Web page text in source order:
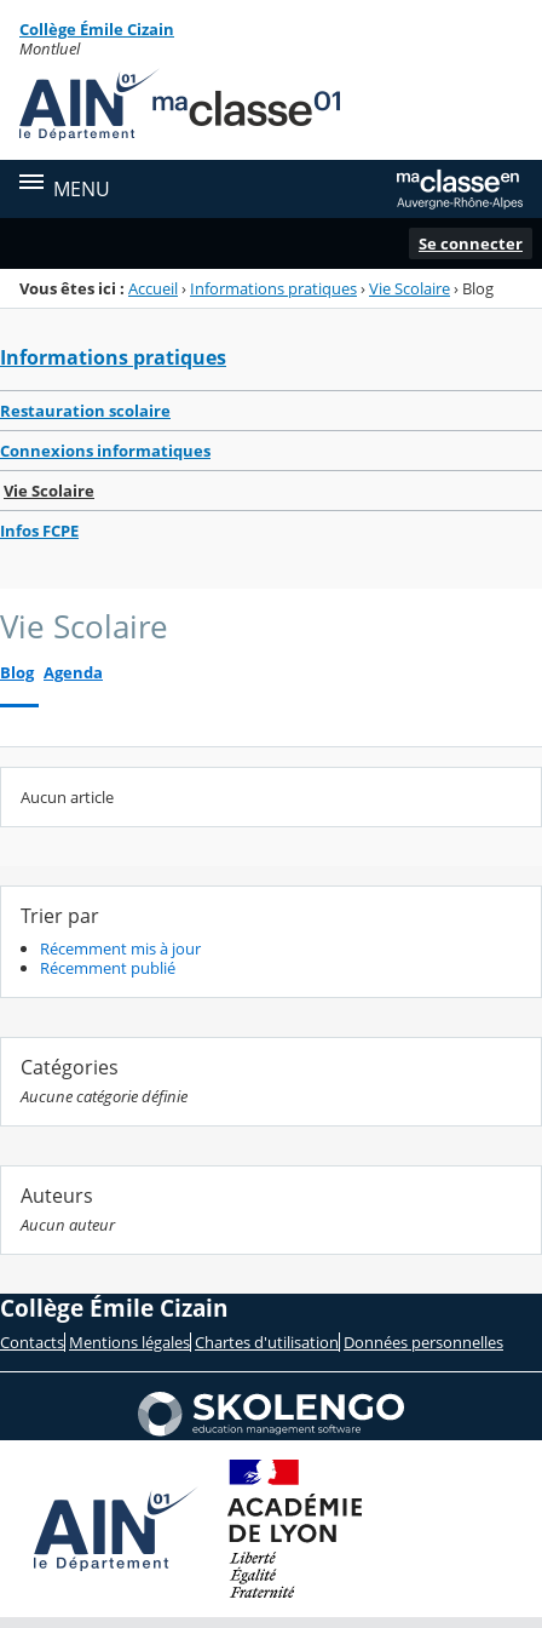
Menu de la rubrique
Contenu
Collège Émile Cizain
Montluel
MENU
Se connecter
Vous êtes ici : Accueil› Informations pratiques›Vie Scolaire› Blog
Informations pratiques
Restauration scolaire
Connexions informatiques
Vie Scolaire
Infos FCPE
Vie Scolaire
Blog Agenda
Aucun article
Trier par
Récemment mis à jour
Récemment publié
Catégories
Aucune catégorie définie
Auteurs
Aucun auteur
Collège Émile Cizain
Contacts Mentions légales Chartes d'utilisation Données personnelles